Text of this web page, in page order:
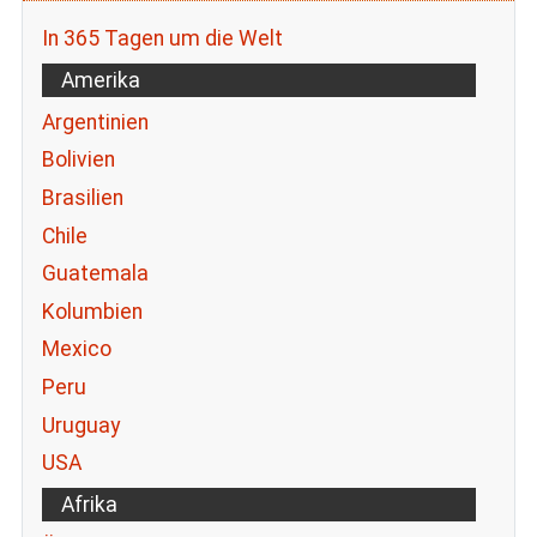
In 365 Tagen um die Welt
Amerika
Argentinien
Bolivien
Brasilien
Chile
Guatemala
Kolumbien
Mexico
Peru
Uruguay
USA
Afrika